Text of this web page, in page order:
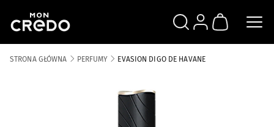
SZUKAJZALOGUJ SIĘ
KOSZYK
STRONA GŁÓWNA PERFUMY EVASION DIGO DE HAVANE